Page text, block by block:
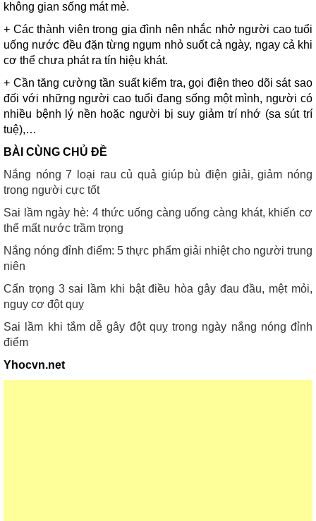
không gian sống mát mẻ.
+ Các thành viên trong gia đình nên nhắc nhở người cao tuổi
uống nước đều đặn từng ngụm nhỏ suốt cả ngày, ngay cả khi
cơ thể chưa phát ra tín hiệu khát.
+ Cần tăng cường tần suất kiểm tra, gọi điện theo dõi sát sao
đối với những người cao tuổi đang sống một mình, người có
nhiều bệnh lý nền hoặc người bị suy giảm trí nhớ (sa sút trí
tuệ),…
BÀI CÙNG CHỦ ĐỀ
Nắng nóng 7 loại rau củ quả giúp bù điện giải, giảm nóng
trong người cực tốt
Sai lầm ngày hè: 4 thức uống càng uống càng khát, khiến cơ
thể mất nước trầm trọng
Nắng nóng đỉnh điểm: 5 thực phẩm giải nhiệt cho người trung
niên
Cẩn trọng 3 sai lầm khi bật điều hòa gây đau đầu, mệt mỏi,
nguy cơ đột quỵ
Sai lầm khi tắm dễ gây đột quỵ trong ngày nắng nóng đỉnh
điểm
Yhocvn.net